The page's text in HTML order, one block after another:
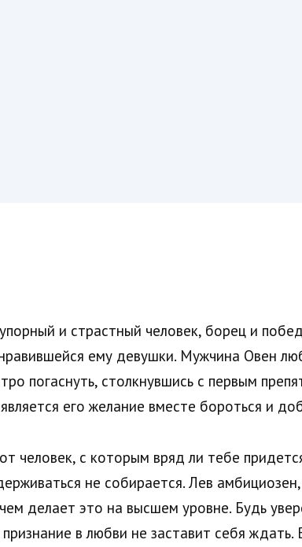
и страстный человек, борец и
ему девушки. Мужчина Овен
погаснуть, столкнувшись с первым
его желание вместе бороться и
человек, с которым вряд ли тебе
не собирается. Лев
делает это на высшем уровне. Будь
в любви не заставит себя